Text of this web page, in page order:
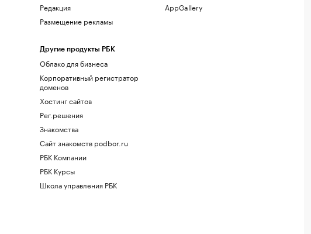
Редакция
Размещение рекламы
Другие продукты РБК
Облако для бизнеса
Корпоративный регистратор
доменов
Хостинг сайтов
Рег.решения
Знакомства
Сайт знакомств podbor.ru
РБК Компании
РБК Курсы
Школа управления РБК
AppGallery